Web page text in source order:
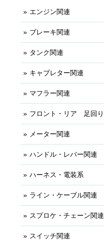
エンジン関連
ブレーキ関連
タンク関連
キャブレター関連
マフラー関連
フロント・リア 足回り
メーター関連
ハンドル・レバー関連
ハーネス・電装系
ライン・ケーブル関連
スプロケ・チェーン関連
スイッチ関連